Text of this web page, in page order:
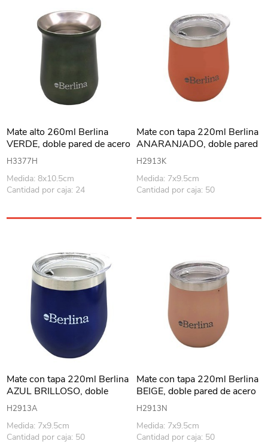
Mate alto 260ml Berlina
VERDE, doble pared de acero
inoxidable, en caja
H3377H
Medida: 8x10.5cm
Cantidad por caja: 24
Mate con tapa 220ml Berlina
ANARANJADO, doble pared
de acero inoxidable, en caja
H2913K
Medida: 7x9.5cm
Cantidad por caja: 50
Mate con tapa 220ml Berlina
AZUL BRILLOSO, doble
pared de acero inoxidable en
caja
H2913A
Medida: 7x9.5cm
Cantidad por caja: 50
Mate con tapa 220ml Berlina
BEIGE, doble pared de acero
inoxidable, en caja
H2913N
Medida: 7x9.5cm
Cantidad por caja: 50